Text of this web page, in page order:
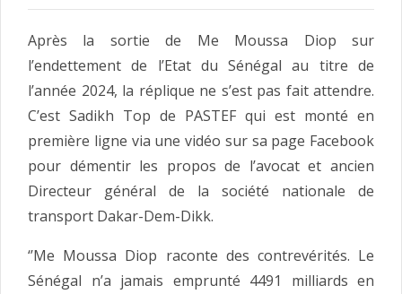
Après la sortie de Me Moussa Diop sur
l’endettement de l’Etat du Sénégal au titre de
l’année 2024, la réplique ne s’est pas fait attendre.
C’est Sadikh Top de PASTEF qui est monté en
première ligne via une vidéo sur sa page Face­book
pour démentir les propos de l’avocat et ancien
Directeur général de la société nationale de
transport Dakar-Dem-Dikk.
‘’Me Moussa Diop raconte des contrevérités. Le
Sénégal n’a jamais emprunté 4491 milliards en